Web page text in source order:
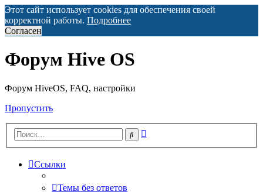
Этот сайт использует cookies для обеспечения своей
корректной работы. Подробнее
Согласен
Форум Hive OS
Форум HiveOS, FAQ, настройки
Пропустить
Поиск
Ссылки
Темы без ответов